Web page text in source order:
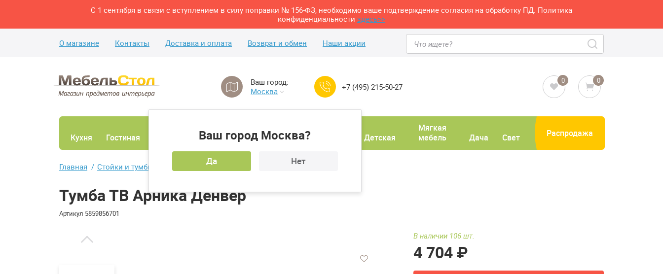
С 1 сентября в связи с вступлением в силу поправки № 156-ФЗ, необходимо ваше подтверждение согласия на обработку ПД. Политика
конфиденциальности здесь>>
О магазине Контакты Доставка и оплата Возврат и обмен Наши акции
Ваш город:
Москва
Ваш город Москва?
Да Нет
+7 (495) 215-50-27
0 0
Кухня Гостиная Спальня
кабинет
Детская
Мягкая
мебель
Дача Свет Распродажа
Главная Стойки и тумбы под ТВ и AV ТВ тумбы Тумба ТВ Арника Денвер
Тумба ТВ Арника Денвер
Артикул 5859856701
В наличии 106 шт.
4 704 ₽